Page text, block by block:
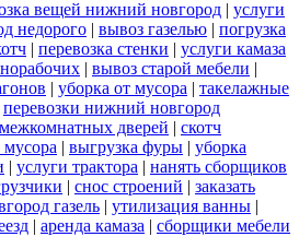
вещей нижний новгород | услуги
недорого | вывоз газелью | погрузка
| перевозка стенки | услуги камаза
| вывоз старой мебели |
| уборка от мусора | такелажные
перевозки нижний новгород
дверей | скотч
мусора | выгрузка фуры | уборка
| услуги трактора | нанять сборщиков
| снос строений | заказать
газель | утилизация ванны |
| аренда камаза | сборщики мебели